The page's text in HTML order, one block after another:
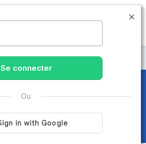
03.57.48.00.62
Se connecter
Ou